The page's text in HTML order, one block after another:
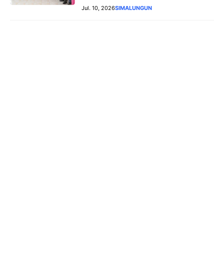
Jul. 10, 2026SIMALUNGUN